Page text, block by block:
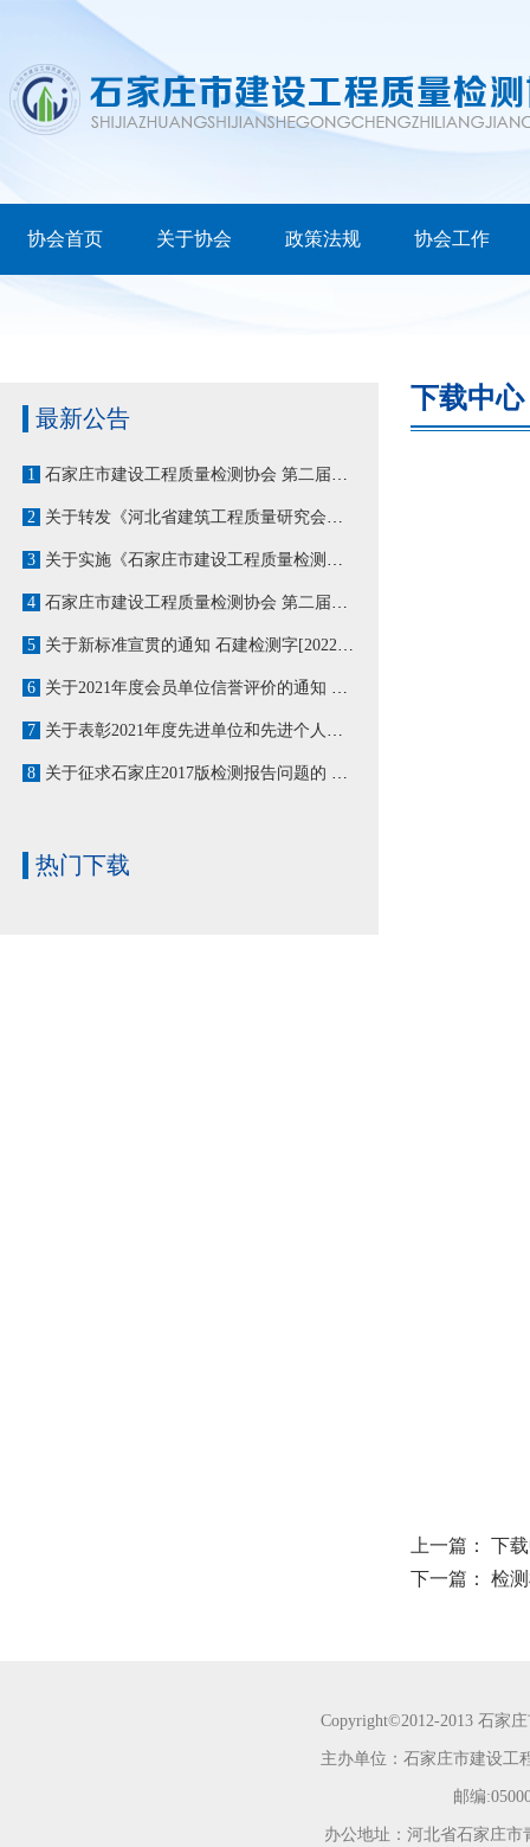
协会首页 关于协会 政策法规 协会工作
最新公告
1 石家庄市建设工程质量检测协会 第二届第七次会员大会暨换届大会顺利召开
2 关于转发《河北省建筑工程质量研究会关于申报2022年先进集体和先进工作者的通知》的通知 石建检测字〔2023〕9号
3 关于实施《石家庄市建设工程质量检测协会团体标准管理办法》的通知 石建检测字〔2023〕8号
4 石家庄市建设工程质量检测协会 第二届第六次会员大会顺利召开
5 关于新标准宣贯的通知 石建检测字[2022]6号
6 关于2021年度会员单位信誉评价的通知 石建检测字〔2022〕4号
7 关于表彰2021年度先进单位和先进个人的通知 石建检测字〔2022〕3号
8 关于征求石家庄2017版检测报告问题的 通知 石建检测字[2022]1号
热门下载
下载中心
上一篇： 下
下一篇： 检
Copyright©2012-2013 石家
主办单位：石家庄市建设工
邮编
办公地址：河北省石家庄市